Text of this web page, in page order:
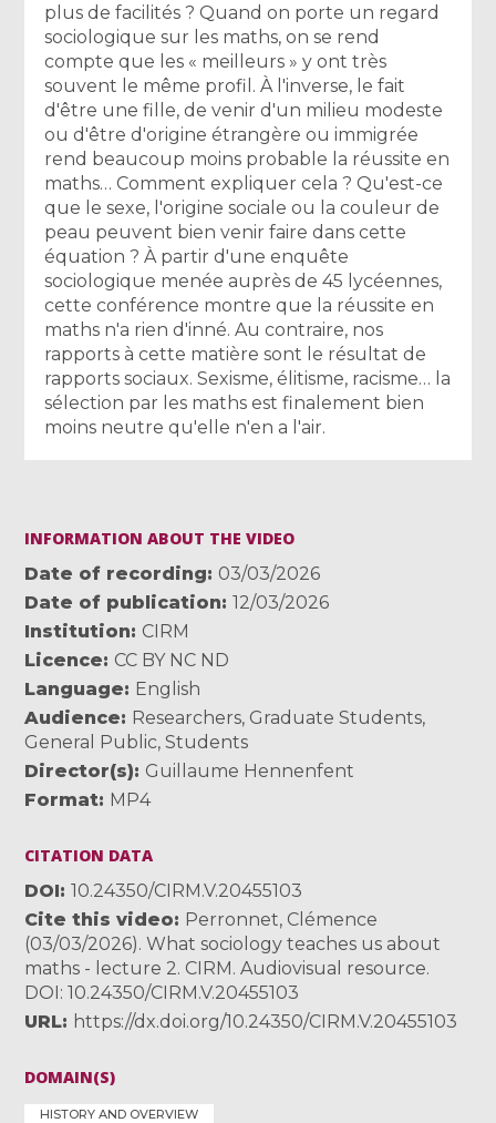
plus de facilités ? Quand on porte un regard
sociologique sur les maths, on se rend
compte que les « meilleurs » y ont très
souvent le même profil. À l'inverse, le fait
d'être une fille, de venir d'un milieu modeste
ou d'être d'origine étrangère ou immigrée
rend beaucoup moins probable la réussite en
maths… Comment expliquer cela ? Qu'est-ce
que le sexe, l'origine sociale ou la couleur de
peau peuvent bien venir faire dans cette
équation ? À partir d'une enquête
sociologique menée auprès de 45 lycéennes,
cette conférence montre que la réussite en
maths n'a rien d'inné. Au contraire, nos
rapports à cette matière sont le résultat de
rapports sociaux. Sexisme, élitisme, racisme… la
sélection par les maths est finalement bien
moins neutre qu'elle n'en a l'air.
INFORMATION ABOUT THE VIDEO
Date of recording
03/03/2026
Date of publication
12/03/2026
Institution
CIRM
Licence
CC BY NC ND
Language
English
Audience
Researchers, Graduate Students,
General Public,Students
Director(s)
Guillaume Hennenfent
Format MP4
CITATION DATA
DOI
10.24350/CIRM.V.20455103
Cite this video
Perronnet, Clémence
(03/03/2026). What sociology teaches us about
maths - lecture 2. CIRM. Audiovisual resource.
DOI: 10.24350/CIRM.V.20455103
URL
https://dx.doi.org/10.24350/CIRM.V.20455103
DOMAIN(S)
HISTORY AND OVERVIEW